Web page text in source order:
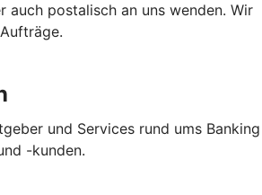
auch postalisch an uns wenden. Wir
und Services rund ums Banking
-kunden.